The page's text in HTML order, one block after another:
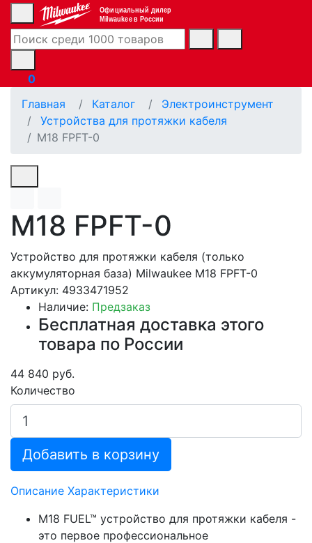
Официальный дилер
Milwaukee в России
0
Главная
Каталог
Электроинструмент
Устройства для протяжки кабеля
M18 FPFT-0
M18 FPFT-0
Устройство для протяжки кабеля (только
аккумуляторная база) Milwaukee M18 FPFT-0
Артикул: 4933471952
Наличие: Предзаказ
Бесплатная доставка этого
товара по России
44 840 руб.
Количество
Добавить в корзину
Описание Характеристики
M18 FUEL™ устройство для протяжки кабеля -
это первое профессиональное